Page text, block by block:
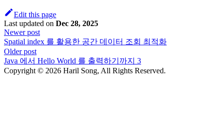
Edit this page
Last updated on Dec 28, 2025
Newer post
Spatial index 를 활용한 공간 데이터 조회 최적화
Older post
Java 에서 Hello World 를 출력하기까지 3
Copyright © 2026 Haril Song, All Rights Reserved.